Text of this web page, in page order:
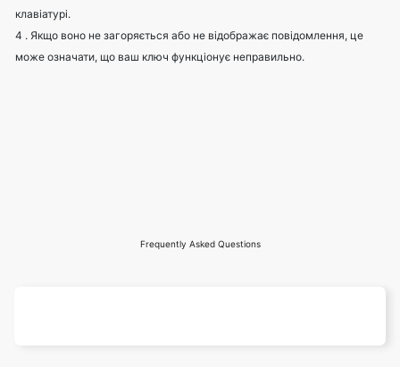
клавіатурі.
4 . Якщо воно не загоряється або не відображає повідомлення, це
може означати, що ваш ключ функціонує неправильно.
Frequently Asked Questions